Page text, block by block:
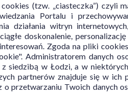
chorobą
oraz w
być również
(tzw. „ciasteczka”) czyli
Portalu i
działania witryn
doskonalenie,
Zgoda na pliki
Administratorem danych
siedzibą w Łodzi, a w
partnerów znajduje się w ich
przetwarzaniu Twoich danych